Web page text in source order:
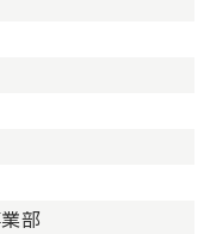
や汚れなどがあり
れが多く目立つ場合
部